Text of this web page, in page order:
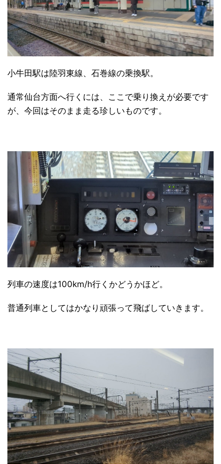
小牛田駅は陸羽東線、石巻線の乗換駅。
通常仙台方面へ行くには、ここで乗り換えが必要です
が、今回はそのまま走る珍しいものです。
列車の速度は100km/h行くかどうかほど。
普通列車としてはかなり頑張って飛ばしていきます。